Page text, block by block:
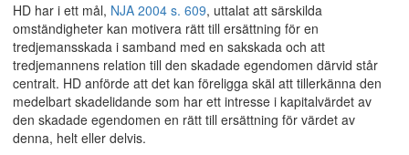
HD har i ett mål, NJA 2004 s. 609, uttalat att särskilda
omständigheter kan motivera rätt till ersättning för en
tredjemansskada i samband med en sakskada och att
tredjemannens relation till den skadade egendomen därvid står
centralt. HD anförde att det kan föreligga skäl att tillerkänna den
medelbart skadelidande som har ett intresse i kapitalvärdet av
den skadade egendomen en rätt till ersättning för värdet av
denna, helt eller delvis.